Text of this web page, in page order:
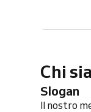
Chi
Slogan
Il nostro